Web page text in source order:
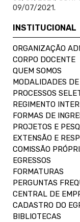
09/07/2021.
INSTITUCIONAL
ORGANIZAÇÃO
CORPO DOCENTE
QUEM SOMOS
MODALIDADES DE
PROCESSOS
REGIMENTO
FORMAS DE
PROJETOS E
EXTENSÃO E
COMISSÃO
EGRESSOS
FORMATURAS
PERGUNTAS
CENTRAL DE
CADASTRO DO
BIBLIOTECAS